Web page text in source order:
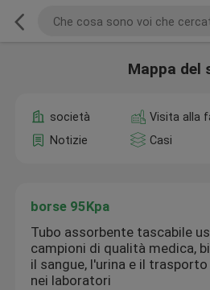
Mappa del
società Visita alla
Notizie
Casi
borse 95Kpa
Tubo assorbente tascabile
campioni di qualità medica,
il sangue, l'urina e il
nei laboratori